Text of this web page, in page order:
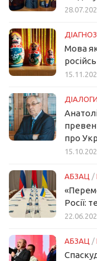
ДІАГНОЗ
Мова
ДІАЛОГИ
про
АБЗАЦ /
Росії:
АБЗАЦ /